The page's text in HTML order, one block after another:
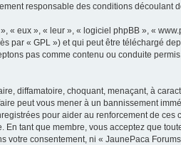
responsable des conditions découlant
« eux », « leur », « logiciel phpBB », «
par « GPL ») et qui peut être téléchargé
pas comme contenu ou conduite
diffamatoire, choquant, menaçant, à
peut vous mener à un bannissement
pour aider au renforcement de
tant que membre, vous acceptez que
votre consentement, ni « JaunePaca